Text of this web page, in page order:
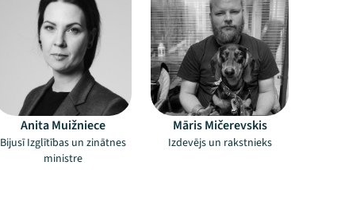
Anita Muižniece
Bijusī Izglītības un zinātnes
ministre
Māris Mičerevskis
Izdevējs un rakstnieks